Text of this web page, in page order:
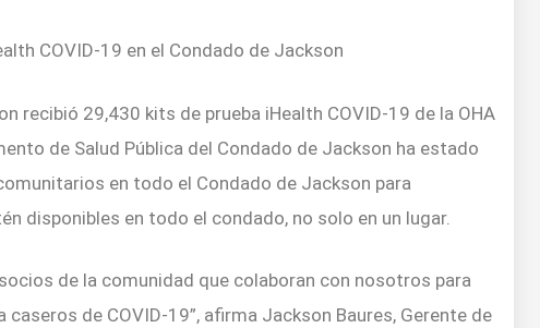
COVID-19 en el Condado de Jackson
recibió 29,430 kits de prueba iHealth COVID-19 de la OHA
de Salud Pública del Condado de Jackson ha estado
en todo el Condado de Jackson para
disponibles en todo el condado, no solo en un lugar.
de la comunidad que colaboran con nosotros para
de COVID-19”, afirma Jackson Baures, Gerente de